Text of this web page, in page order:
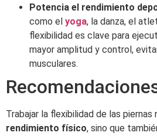
Potencia el rendimiento
como el yoga, la danza, el
flexibilidad es clave para
mayor amplitud y control,
musculares.
Trabajar la flexibilidad de las piernas
rendimiento físico, sino que